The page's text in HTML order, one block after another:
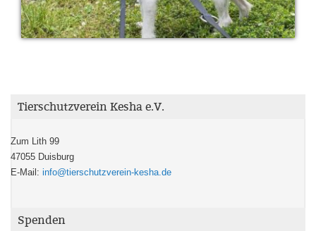
Tierschutzverein Kesha e.V.
Zum Lith 99
47055 Duisburg
E-Mail: info@tierschutzverein-kesha.de
Spenden